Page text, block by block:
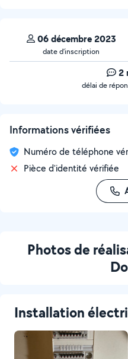
06 décembre 2023
date d’inscription
2
délai de
Informations vérifiées
Numéro de téléphone
Pièce d'identité vérifiée
Photos de
Installation